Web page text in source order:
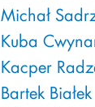
Michał
Kuba
Kacper
Bartek Białek